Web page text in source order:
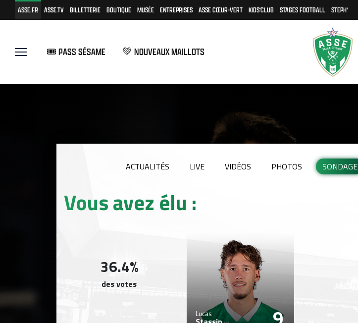
ASSE.FR ASSE.TV BILLETTERIE BOUTIQUE MUSÉE ENTREPRISES ASSE CŒUR-VERT KIDS'CLUB STAGES FOOTBALL STEPH'
🎟️ PASS SÉSAME 💚 NOUVEAUX MAILLOTS
ACTUALITÉS LIVE VIDÉOS PHOTOS SONDAGE
Vous avez élu :
Lucas
36.4%
des votes